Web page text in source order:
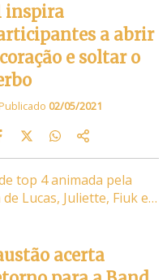
inspira
a abrir
e soltar o
02/05/2021
top 4 animada pela
Lucas, Juliette, Fiuk e…
acerta